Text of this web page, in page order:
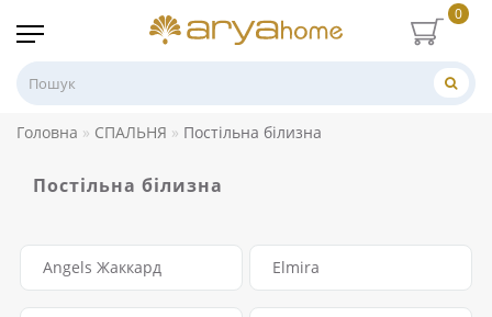
0
Головна СПАЛЬНЯ Постільна білизна
Постільна білизна
Angels Жаккард Elmira